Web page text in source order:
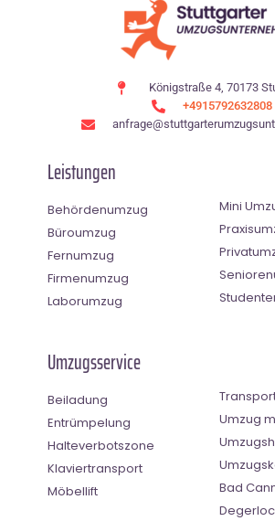
Königstraße 4, 70173
+4915792632808
Leistungen
Behördenumzug
Büroumzug
Fernumzug
Firmenumzug
Laborumzug
Mini
Umzugsservice
Beiladung
Entrümpelung
Halteverbotszone
Klaviertransport
Möbellift
Umzug
Bad